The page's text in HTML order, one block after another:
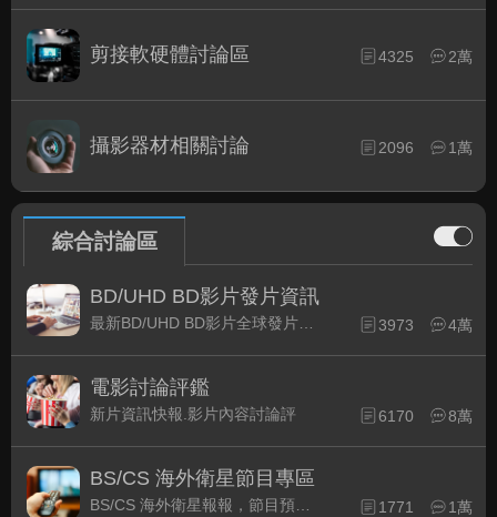
剪接軟硬體討論區 4325 2萬
攝影器材相關討論 2096 1萬
綜合討論區
BD/UHD BD影片發片資訊
3973 4萬
電影討論評鑑
新片資訊快報.影片內容討論評 6170 8萬
BS/CS 海外衛星節目專區
1771 1萬